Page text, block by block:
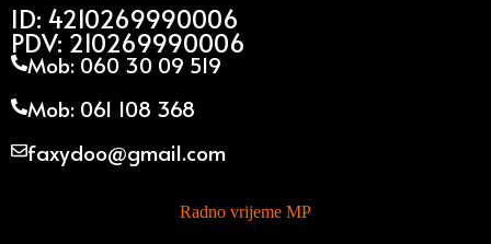
ID: 4210269990006
PDV: 210269990006
Mob: 060 30 09 519
Mob: 061 108 368
faxydoo@gmail.com
Radno vrijeme MP